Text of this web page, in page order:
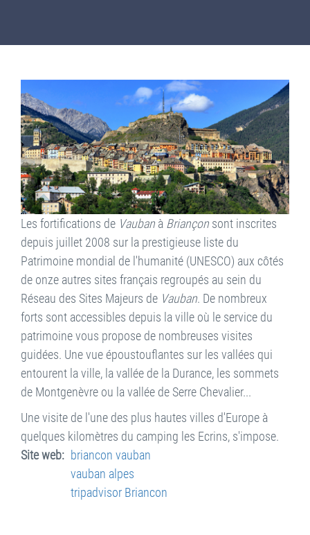
Les fortifications de Vauban à Briançon sont inscrites
depuis juillet 2008 sur la prestigieuse liste du
Patrimoine mondial de l'humanité (UNESCO) aux côtés
de onze autres sites français regroupés au sein du
Réseau des Sites Majeurs de Vauban. De nombreux
forts sont accessibles depuis la ville où le service du
patrimoine vous propose de nombreuses visites
guidées. Une vue époustouflantes sur les vallées qui
entourent la ville, la vallée de la Durance, les sommets
de Montgenèvre ou la vallée de Serre Chevalier...
Une visite de l'une des plus hautes villes d'Europe à
quelques kilomètres du camping les Ecrins, s'impose.
Site web
briancon vauban
vauban alpes
tripadvisor Briancon